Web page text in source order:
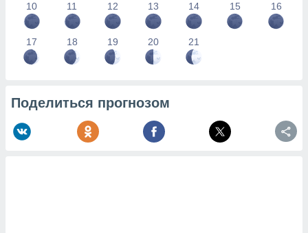
10 11 12 13 14 15 16
17 18 19 20 21
Поделиться прогнозом